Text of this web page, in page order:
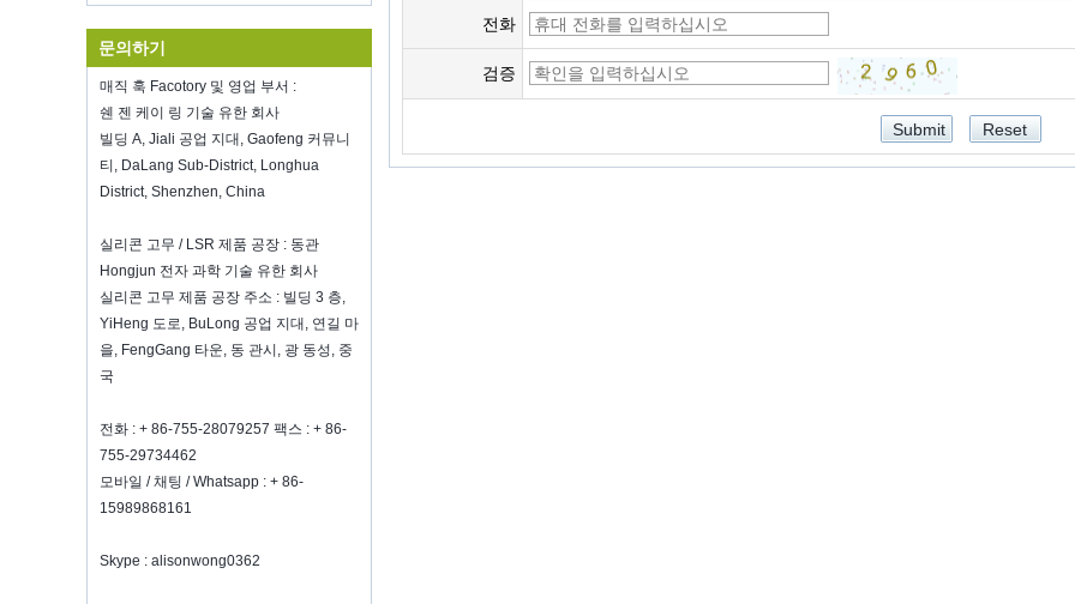
: +8 ...
Hot selling products
Hot selling products :portable mini
vacuum sealer 1) For the vacuum
sealer, we have two versions, updated
version with theautomatically vacuum
sensor...
K-Ring's booth number N6819 - The
We are going toattend The Inspired
Home Show,McCormick Place,
Chicago, IL, March 5-7, 2022,booth
number N6819, welcome to visit
us. Best Choice To K...
와인을 신선하게 유지하는 방법?
지 마십시오.와인을 신선하게 유지하는
방법?그러므로 우리는 밀폐 된 와인 병
마개가 필요합니다.실리콘 와인 병 S ...
2018 HK 메가 쇼 초대장
메가 쇼 1 부에 참석할 것이며, 둘 다 3E-
문의하기
매직 훅 Facotory 및 영업 부서 :
쉔 젠 케이 링 기술 유한 회사
빌딩 A, Jiali 공업 지대, Gaofeng 커뮤니
티, DaLang Sub-District, Longhua
District, Shenzhen, China
실리콘 고무 / LSR 제품 공장 : 동관
Hongjun 전자 과학 기술 유한 회사
실리콘 고무 제품 공장 주소 : 빌딩 3 층,
YiHeng 도로, BuLong 공업 지대, 연길 마
을, FengGang 타운, 동 관시, 광 동성, 중
국
전화 : + 86-755-28079257 팩스 : + 86-
755-29734462
모바일 / 채팅 / Whatsapp : + 86-
15989868161
Skype : alisonwong0362
전화
검증